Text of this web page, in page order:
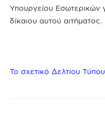
Υπουργείου Εσωτερικών
δίκαιου αυτού αιτήματος.
Το σχετικό Δελτίου